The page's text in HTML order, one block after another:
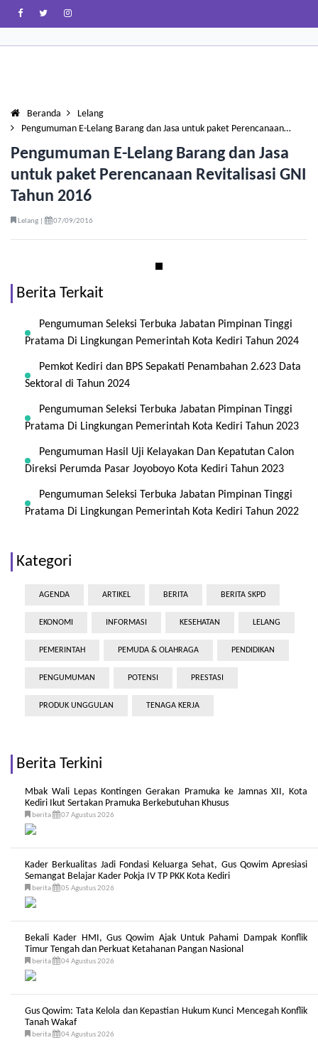
Beranda
Lelang
Pengumuman E-Lelang Barang dan Jasa untuk paket Perencanaan…
Pengumuman E-Lelang Barang dan Jasa
untuk paket Perencanaan Revitalisasi GNI
Tahun 2016
Lelang | 07/09/2016
Berita Terkait
Pengumuman Seleksi Terbuka Jabatan Pimpinan Tinggi
Pratama Di Lingkungan Pemerintah Kota Kediri Tahun 2024
Pemkot Kediri dan BPS Sepakati Penambahan 2.623 Data
Sektoral di Tahun 2024
Pengumuman Seleksi Terbuka Jabatan Pimpinan Tinggi
Pratama Di Lingkungan Pemerintah Kota Kediri Tahun 2023
Pengumuman Hasil Uji Kelayakan Dan Kepatutan Calon
Direksi Perumda Pasar Joyoboyo Kota Kediri Tahun 2023
Pengumuman Seleksi Terbuka Jabatan Pimpinan Tinggi
Pratama Di Lingkungan Pemerintah Kota Kediri Tahun 2022
Kategori
AGENDA ARTIKEL BERITA BERITA SKPD
EKONOMI INFORMASI KESEHATAN LELANG
PEMERINTAH PEMUDA & OLAHRAGA PENDIDIKAN
PENGUMUMAN POTENSI PRESTASI
PRODUK UNGGULAN TENAGA KERJA
Berita Terkini
Mbak Wali Lepas Kontingen Gerakan Pramuka ke Jamnas XII, Kota
Kediri Ikut Sertakan Pramuka Berkebutuhan Khusus
berita 07 Agustus 2026
Kader Berkualitas Jadi Fondasi Keluarga Sehat, Gus Qowim Apresiasi
Semangat Belajar Kader Pokja IV TP PKK Kota Kediri
berita 05 Agustus 2026
Bekali Kader HMI, Gus Qowim Ajak Untuk Pahami Dampak Konflik
Timur Tengah dan Perkuat Ketahanan Pangan Nasional
berita 04 Agustus 2026
Gus Qowim: Tata Kelola dan Kepastian Hukum Kunci Mencegah Konflik
Tanah Wakaf
berita 04 Agustus 2026